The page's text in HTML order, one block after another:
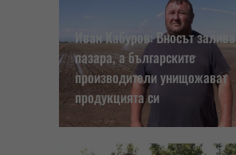
Иван Кабуров: Вносът залива
пазара, а българските
производители унищожават
продукцията си